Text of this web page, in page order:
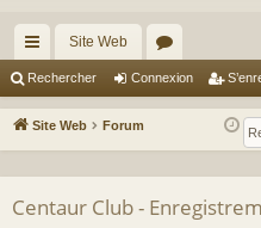
cc
ès
ra
Site Web
or
u
m
Rechercher Connexion
Site Web Forum
Centaur Club -